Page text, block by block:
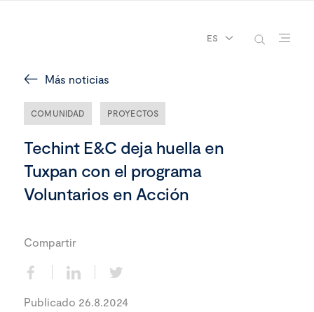
ES
Más noticias
COMUNIDAD PROYECTOS
Techint E&C deja huella en
Tuxpan con el programa
Voluntarios en Acción
Compartir
Publicado 26.8.2024